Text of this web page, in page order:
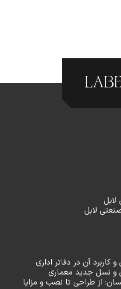
لابل
لابل
آن در دفاتر اداری
نسل جدید معماری
از طراحی تا نصب و مزایا